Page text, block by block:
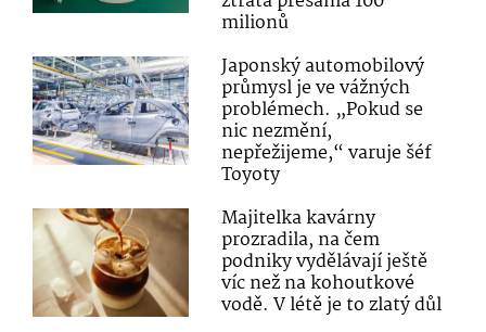
milionů
Japonský automobilový
průmysl je ve vážných
problémech. „Pokud se
nic nezmění,
nepřežijeme,“ varuje šéf
Toyoty
Majitelka kavárny
prozradila, na čem
podniky vydělávají ještě
víc než na kohoutkové
vodě. V létě je to zlatý důl